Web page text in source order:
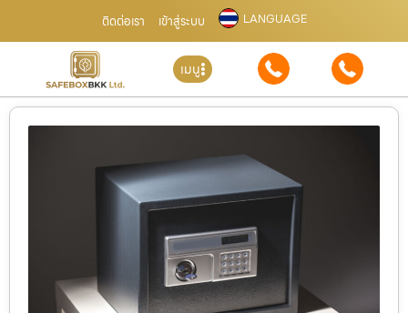
ติดต่อเรา เข้าสู่ระบบ LANGUAGE
เมนู